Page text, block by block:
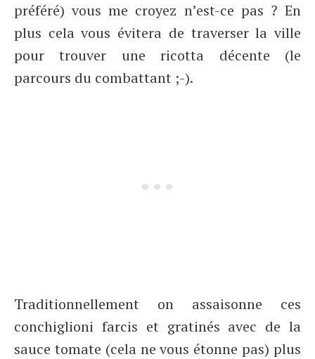
préféré) vous me croyez n’est-ce pas ? En
plus cela vous évitera de traverser la ville
pour trouver une ricotta décente (le
parcours du combattant ;-).
Traditionnellement on assaisonne ces
conchiglioni farcis et gratinés avec de la
sauce tomate (cela ne vous étonne pas) plus